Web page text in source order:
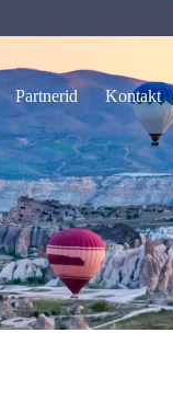
Partnerid Kontakt